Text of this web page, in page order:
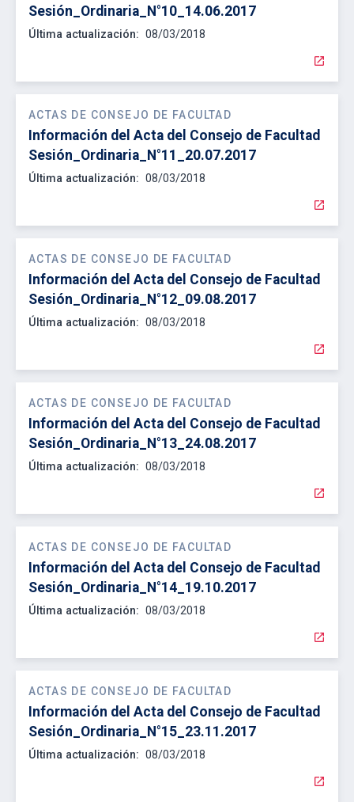
Sesión_Ordinaria_N°10_14.06.2017
Última actualización: 08/03/2018
open_in_new
ACTAS DE CONSEJO DE FACULTAD
Información del Acta del Consejo de Facultad
Sesión_Ordinaria_N°11_20.07.2017
Última actualización: 08/03/2018
open_in_new
ACTAS DE CONSEJO DE FACULTAD
Información del Acta del Consejo de Facultad
Sesión_Ordinaria_N°12_09.08.2017
Última actualización: 08/03/2018
open_in_new
ACTAS DE CONSEJO DE FACULTAD
Información del Acta del Consejo de Facultad
Sesión_Ordinaria_N°13_24.08.2017
Última actualización: 08/03/2018
open_in_new
ACTAS DE CONSEJO DE FACULTAD
Información del Acta del Consejo de Facultad
Sesión_Ordinaria_N°14_19.10.2017
Última actualización: 08/03/2018
open_in_new
ACTAS DE CONSEJO DE FACULTAD
Información del Acta del Consejo de Facultad
Sesión_Ordinaria_N°15_23.11.2017
Última actualización: 08/03/2018
open_in_new